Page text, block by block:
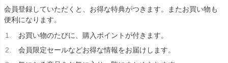
会員登録していただくと、お得な特典がつきます。またお買い物も
便利になります。
お買い物のたびに、購入ポイントが付きます。
会員限定セールなどお得な情報をお届けします。